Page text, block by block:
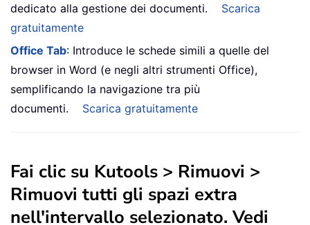
dedicato alla gestione dei documenti.
Scarica
gratuitamente
Office Tab: Introduce le schede simili a quelle del
browser in Word (e negli altri strumenti Office),
semplificando la navigazione tra più
documenti.
Scarica gratuitamente
Fai clic su Kutools > Rimuovi >
Rimuovi tutti gli spazi extra
nell'intervallo selezionato. Vedi